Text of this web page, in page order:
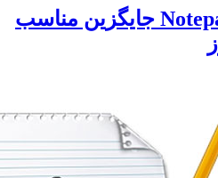
دانلود Notepad++ v8.9.6.2 جایگزین مناسب